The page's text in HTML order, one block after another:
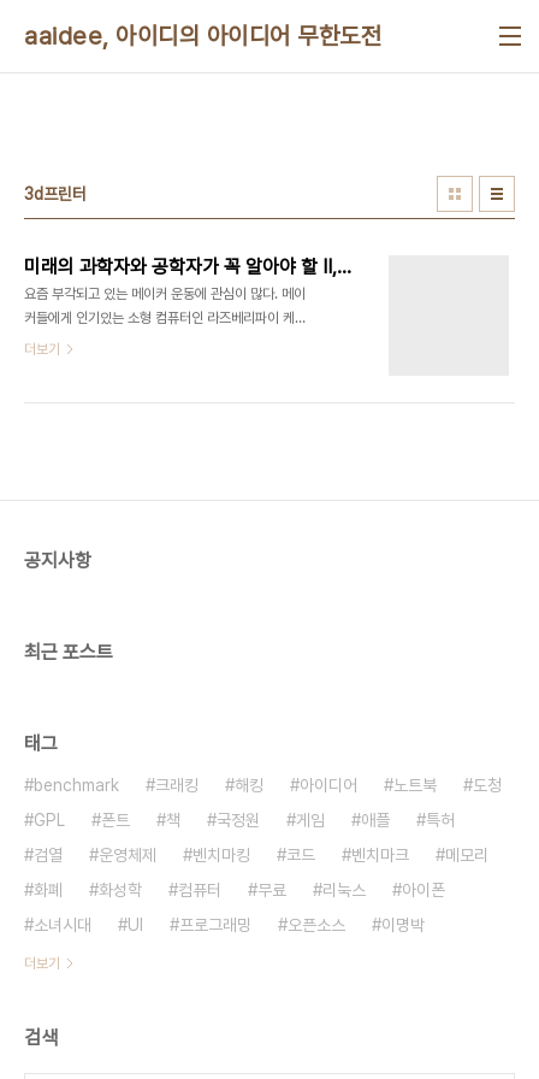
aaidee, 아이디의 아이디어 무한도전
3d프린터
미래의 과학자와 공학자가 꼭 알아야 할 II, 3D 프린터 책을 읽었다
요즘 부각되고 있는 메이커 운동에 관심이 많다. 메이
커들에게 인기있는 소형 컴퓨터인 라즈베리파이 케
이스를 만들기 위해 쓰리디프린터를 사용해보았다.
개론을 초중고교 학생이 알아듣기 쉽게 설명하고 있
더보기
공지사항
최근 포스트
태그
benchmark 크래킹 해킹 아이디어 노트북
도청
GPL
폰트 책 국정원 게임 애플
특허
검열
운영체제 벤치마킹 코드 벤치마크
메모리
화폐
화성학 컴퓨터 무료 리눅스
아이폰
소녀시대
UI 프로그래밍 오픈소스 이명박
더보기
검색